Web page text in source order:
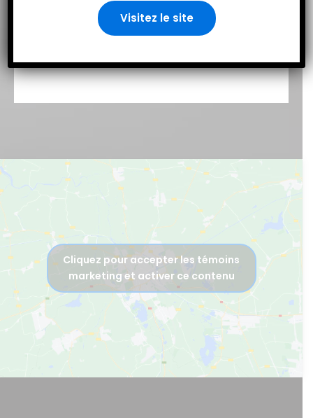
Cliquez pour accepter les témoins
marketing et activer ce contenu
Visitez le site